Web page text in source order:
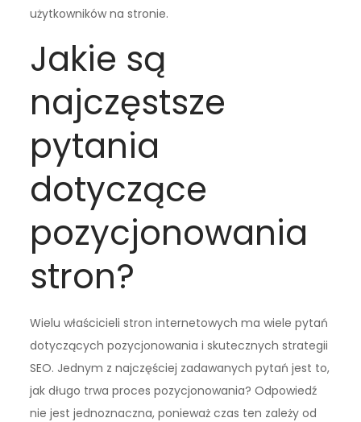
użytkowników na stronie.
Jakie są
najczęstsze
pytania
dotyczące
pozycjonowania
stron?
Wielu właścicieli stron internetowych ma wiele pytań
dotyczących pozycjonowania i skutecznych strategii
SEO. Jednym z najczęściej zadawanych pytań jest to,
jak długo trwa proces pozycjonowania? Odpowiedź
nie jest jednoznaczna, ponieważ czas ten zależy od